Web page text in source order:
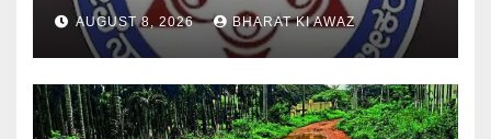
AUGUST 8, 2026 BHARAT KI AWAZ